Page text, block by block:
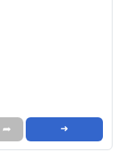
➦ ➜